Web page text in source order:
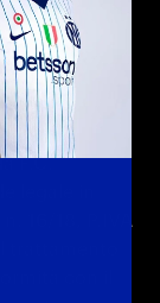
F.C.
legale in
16/18, P.IVA
trattamento
con il